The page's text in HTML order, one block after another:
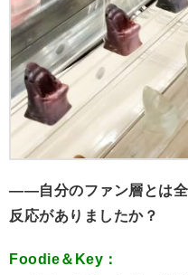
――自分のファン層とは全
反応がありましたか？
Foodie＆Key：